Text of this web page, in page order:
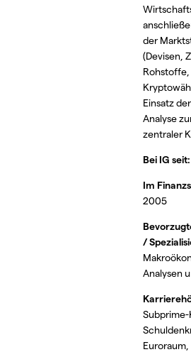
der
(Devisen,
Rohstoffe,
Einsatz
Analyse
zentraler
Bei IG seit:
Im
2005
/
Analysen
Subprime-